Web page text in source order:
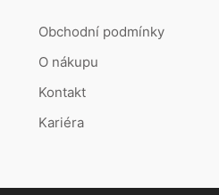
Obchodní podmínky
O nákupu
Kontakt
Kariéra